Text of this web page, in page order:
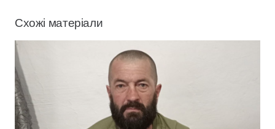
Схожі матеріали